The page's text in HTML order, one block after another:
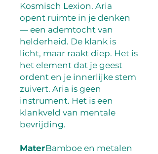
Kosmisch Lexion. Aria
opent ruimte in je denken
— een ademtocht van
helderheid. De klank is
licht, maar raakt diep. Het is
het element dat je geest
ordent en je innerlijke stem
zuivert. Aria is geen
instrument. Het is een
klankveld van mentale
bevrijding.
MaterBamboe en metalen